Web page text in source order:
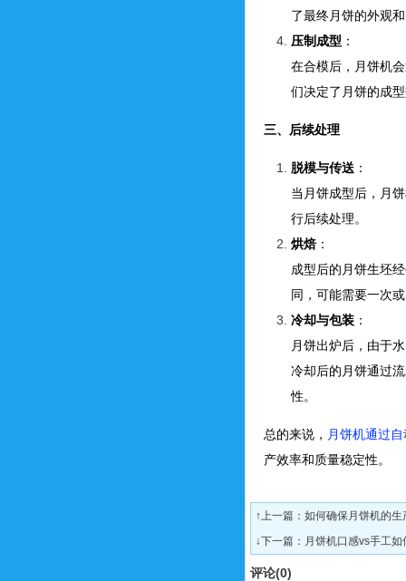
了最终月饼的外观
压制成型 ：
在合模后，月饼机
们决定了月饼的成
三、后续处理
脱模与传送 ：
当月饼成型后，月
行后续处理。
烘焙：
成型后的月饼生坯
同，可能需要一次
冷却与包装 ：
月饼出炉后，由于
冷却后的月饼通过
性。
总的来说， 月饼机通过
产效率和质量稳定性。
↑上一篇： 如何确保月饼机的
↓下一篇： 月饼机口感vs手工如
评论(0)